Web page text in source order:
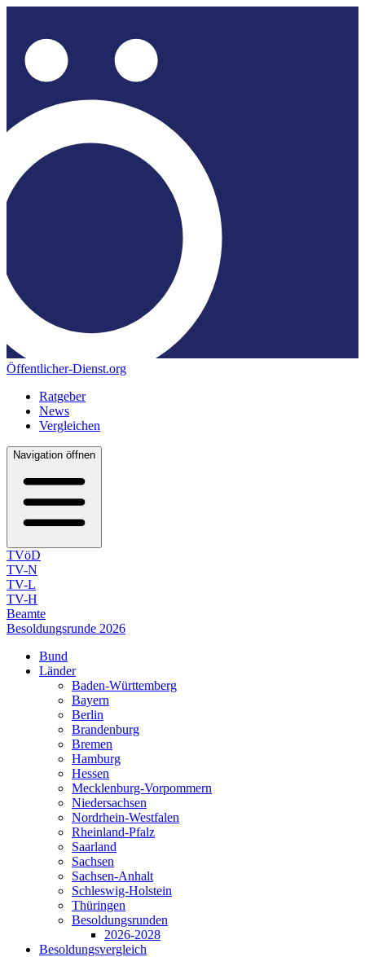
Öffentlicher-Dienst.org
Ratgeber
News
Vergleichen
Navigation öffnen
TVöD
TV-N
TV-L
TV-H
Beamte
Besoldungsrunde 2026
Bund
Länder
Baden-Württemberg
Bayern
Berlin
Brandenburg
Bremen
Hamburg
Hessen
Mecklenburg-Vorpommern
Niedersachsen
Nordrhein-Westfalen
Rheinland-Pfalz
Saarland
Sachsen
Sachsen-Anhalt
Schleswig-Holstein
Thüringen
Besoldungsrunden
2026-2028
Besoldungsvergleich